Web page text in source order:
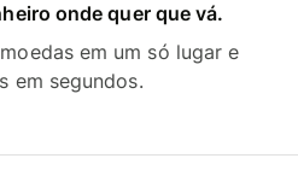
onde quer que vá.
em um só lugar e
em segundos.